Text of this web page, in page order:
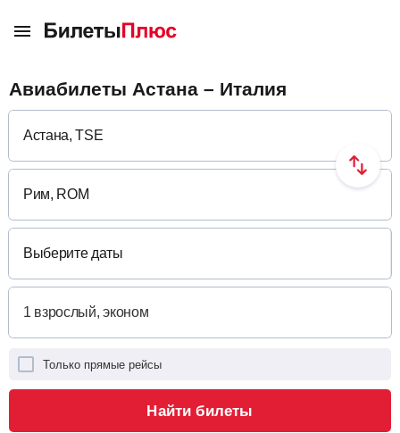
Авиабилеты Астана – Италия
Выберите даты
Только прямые рейсы
Найти билеты